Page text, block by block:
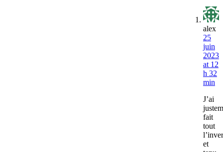
alex
25
juin
2023
at 12
h 32
min
J’ai
fait
tout
et